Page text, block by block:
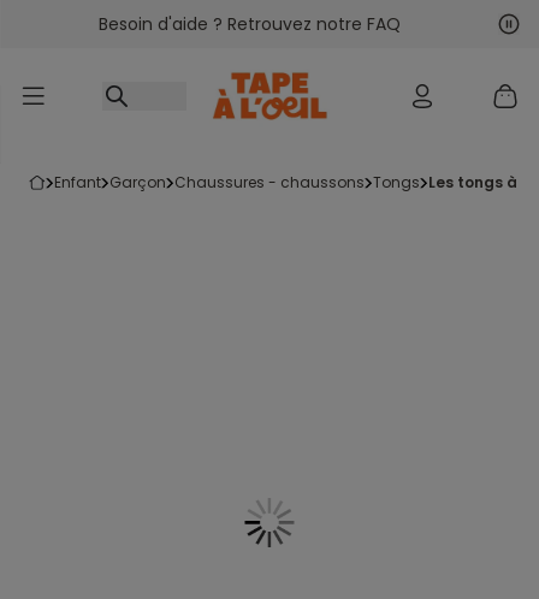
Accéder au contenu
Besoin d'aide ? Retrouvez notre FAQ
enfant garçon chaussures - chaussons tongs les tongs à